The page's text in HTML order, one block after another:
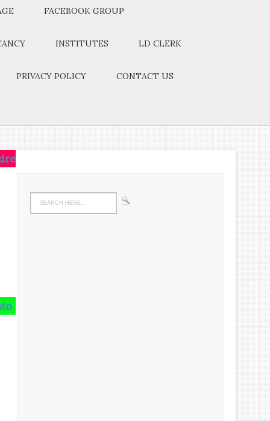
FACEBOOK GROUP
INSTITUTES LD CLERK
PRIVACY POLICY CONTACT US
on that idea.Let the
and runs riot there,undigested all your